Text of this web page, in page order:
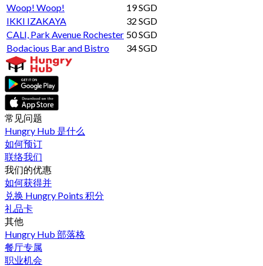
Woop! Woop!
19 SGD
IKKI IZAKAYA
32 SGD
CALI, Park Avenue Rochester 50 SGD
Bodacious Bar and Bistro
34 SGD
常见问题
Hungry Hub 是什么
如何预订
联络我们
我们的优惠
如何获得并
兑换 Hungry Points 积分
礼品卡
其他
Hungry Hub 部落格
餐厅专属
职业机会